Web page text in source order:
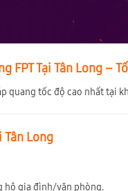
FPT Tại Tân Long –
quang tốc độ cao nhất tại
Long
hộ gia đình/văn phòng.